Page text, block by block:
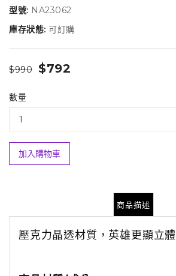
型號: NA23062
庫存狀態: 可訂購
$990 $792
數量
加入購物車
商品描述
壓克力晶透材質，英雄更顯立體